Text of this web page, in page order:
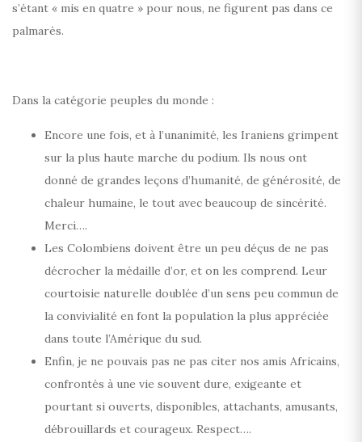
s’étant « mis en quatre » pour nous, ne figurent pas dans ce
palmarès.
Dans la catégorie peuples du monde :
Encore une fois, et à l’unanimité, les Iraniens grimpent
sur la plus haute marche du podium. Ils nous ont
donné de grandes leçons d’humanité, de générosité, de
chaleur humaine, le tout avec beaucoup de sincérité.
Merci….
Les Colombiens doivent être un peu déçus de ne pas
décrocher la médaille d’or, et on les comprend. Leur
courtoisie naturelle doublée d’un sens peu commun de
la convivialité en font la population la plus appréciée
dans toute l’Amérique du sud.
Enfin, je ne pouvais pas ne pas citer nos amis Africains,
confrontés à une vie souvent dure, exigeante et
pourtant si ouverts, disponibles, attachants, amusants,
débrouillards et courageux. Respect….